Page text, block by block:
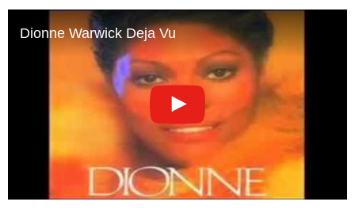
Dionne Warwick Deja Vu